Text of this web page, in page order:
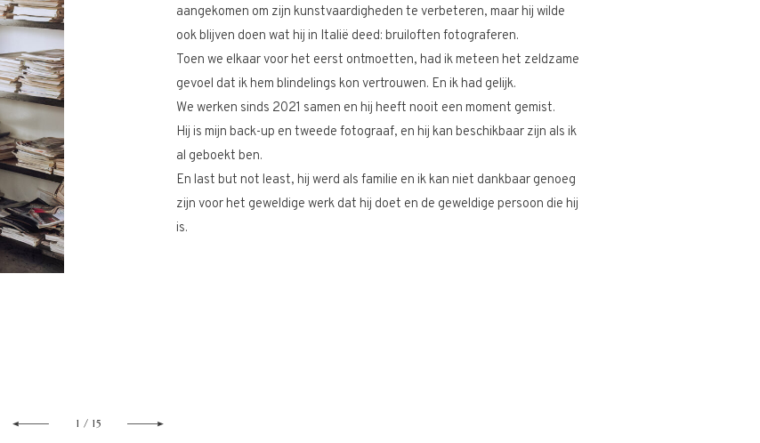
aangekomen om zijn kunstvaardigheden te verbeteren, maar hij wilde
ook blijven doen wat hij in Italië deed: bruiloften fotograferen.
Toen we elkaar voor het eerst ontmoetten, had ik meteen het zeldzame
gevoel dat ik hem blindelings kon vertrouwen. En ik had gelijk.
We werken sinds 2021 samen en hij heeft nooit een moment gemist.
Hij is mijn back-up en tweede fotograaf, en hij kan beschikbaar zijn als ik
al geboekt ben.
En last but not least, hij werd als familie en ik kan niet dankbaar genoeg
zijn voor het geweldige werk dat hij doet en de geweldige persoon die hij
is.
1 /15